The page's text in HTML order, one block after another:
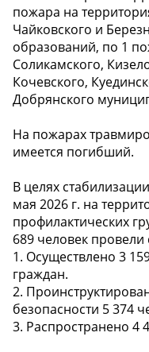
пожара на
Чайковского и
образований, по 1
Соликамского,
Кочевского,
Добрянского
На пожарах
имеется погибший.
В целях
мая 2026 г. на
профилактических
689 человек
1. Осуществлено 3
граждан.
2.
безопасности 5 374
3. Распространено 4